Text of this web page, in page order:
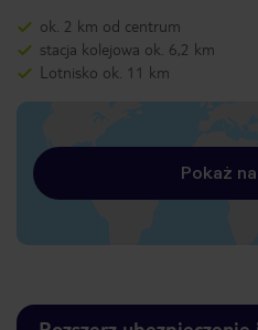
ok. 2 km od centrum
stacja kolejowa ok. 6,2 km
Lotnisko ok. 11 km
Pokaż